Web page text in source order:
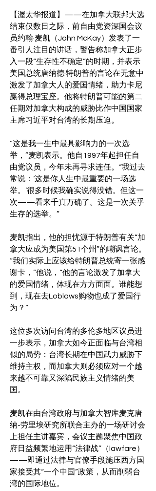
【渥太华报道】——在加拿大联邦大选
结束仅数日之际，前自由党资深国会议
员约翰·麦凯（John McKay）发表了一
番引人注目的讲话，警告称加拿大正步
入一段“生存性不确定”的时期，并表示
美国总统唐纳德·特朗普的言论在无意中
激发了加拿大人的爱国情绪，助力卡尼
赢得总理宝座。他将特朗普可能的第二
任期对加拿大构成的威胁比作中国国家
主席习近平对台湾的长期压迫。
“这是我一生中最具影响力的一次选
举，”麦凯表示。他自1997年起担任自
由党议员，今年未再寻求连任。“我过去
常说：‘这是你人生中最重要的一场选
举。’很多时候我确实说得没错。但这一
次——看来千真万确了。这是一次关乎
生存的选举。”
麦凯指出，他的担忧源于特朗普有关“加
拿大应成为美国第51个州”的嘲讽言论。
“我们实际上应该给特朗普总统寄一张感
谢卡，”他说，“他的言论激发了加拿大
的爱国情绪，体现在方方面面。谁能想
到，现在去Loblaws购物也成了爱国行
为？”
这位多次访问台湾的多伦多地区议员进
一步表示，加拿大如今正面临与台湾相
似的局势：台湾长期在中国武力威胁下
维持主权，而加拿大则必须应对一个越
来越不可靠又深陷民族主义情绪的美
国。
麦凯在由台湾政府与加拿大智库麦克唐
纳-劳里埃研究所联合主办的一场研讨会
上担任主讲嘉宾，会议主题聚焦中国政
府日益频繁地运用“法律战”（lawfare）
——即通过法律与官僚手段施压西方国
家接受其“一个中国”政策，从而削弱台
湾的国际地位。